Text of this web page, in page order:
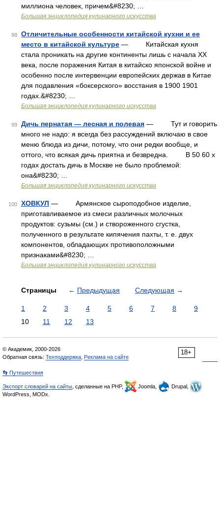
миллиона человек, причем&#8230; …
Большая энциклопедия кулинарного искусства
98
Отличительные особенности китайской кухни и ее
место в китайской культуре — Китайская кухня
стала проникать на другие континенты лишь с начала XX
века, после поражения Китая в китайско японской войне и
особенно после интервенции европейских держав в Китае
для подавления «боксерского» восстания в 1900 1901
годах.&#8230; …
Большая энциклопедия кулинарного искусства
99 Дичь пернатая — лесная и полевая — Тут и говорить
много не надо: я всегда без рассуждений включаю в свое
меню блюда из дичи, потому, что они редки вообще, и
оттого, что всякая дичь приятна и безвредна. В 50 60 х
годах достать дичь в Москве не было проблемой:
она&#8230; …
Большая энциклопедия кулинарного искусства
100 ХОВКУЛ — Армянское сыроподобное изделие,
приготавливаемое из смеси различных молочных
продуктов: сузьмы (см.) и створоженного сгустка,
полученного в результате кипячения пахты, т. е. двух
компонентов, обладающих противоположными
признаками&#8230; …
Большая энциклопедия кулинарного искусства
Страницы ← Предыдущая Следующая →
1 2 3 4 5 6 7 8
9
10
11 12 13
18+
© Академик, 2000-2026
Обратная связь: Техподдержка Реклама на сайте
👣 Путешествия
Экспорт словарей на сайты , сделанные на PHP, Joomla,
Drupal,
WordPress, MODx.